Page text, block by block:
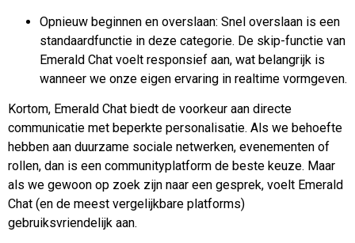
Opnieuw beginnen en overslaan: Snel overslaan is een
standaardfunctie in deze categorie. De skip-functie van
Emerald Chat voelt responsief aan, wat belangrijk is
wanneer we onze eigen ervaring in realtime vormgeven.
Kortom, Emerald Chat biedt de voorkeur aan directe
communicatie met beperkte personalisatie. Als we behoefte
hebben aan duurzame sociale netwerken, evenementen of
rollen, dan is een communityplatform de beste keuze. Maar
als we gewoon op zoek zijn naar een gesprek, voelt Emerald
Chat (en de meest vergelijkbare platforms)
gebruiksvriendelijk aan.